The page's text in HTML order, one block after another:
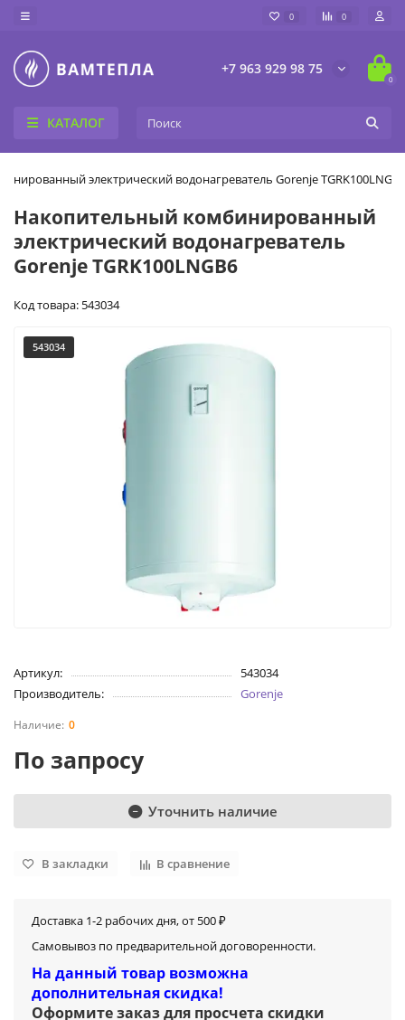
0 0
+7 963 929 98 75
0
КАТАЛОГ
электрический водонагреватель Gorenje TGRK100LNGB6
Накопительный комбинированный
электрический водонагреватель
Gorenje TGRK100LNGB6
Код товара: 543034
543034
Артикул:
543034
Производитель:
Gorenje
0
По запросу
Уточнить наличие
В закладки В сравнение
Доставка 1-2 рабочих дня, от 500 ₽
Самовывоз по предварительной договоренности.
На данный товар возможна
дополнительная скидка!
Оформите заказ для просчета скидки